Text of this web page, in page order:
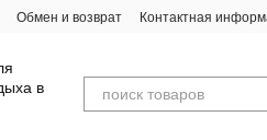
Обмен и возврат Контактная